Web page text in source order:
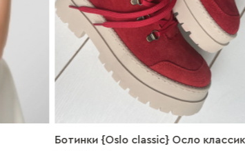
Ботинки {Oslo classic} Осло классик